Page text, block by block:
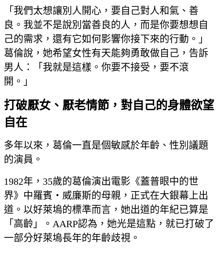
「我們太想讓別人開心，要自己對人和氣、善
良。我並不是說別當善良的人，而是你要想想自
己的需求，還有它如何影響你接下來的行動。」
葛倫說，她希望女性有天能夠勇敢做自己，告訴
男人：「我就是這樣。你要不接受，要不滾
開。」
打破厭女、厭老情節，對自己的身體欲望
自在
多年以來，葛倫一直是個敏感於年齡、性別議題
的演員。
1982年，35歲的葛倫演出電影《蓋普眼中的世
界》中羅賓‧威廉斯的母親，正式在大銀幕上出
道。以好萊塢的標準而言，她出道的年紀已算是
「高齡」。AARP認為，她光是這點，就已打破了
一部分好萊塢長年的年齡歧視。